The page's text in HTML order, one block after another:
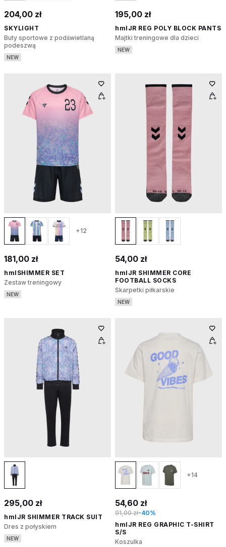
204,00 zł
SKYLIGHT
Buty sportowe z podświetlaną
podeszwą
NEW
195,00 zł
hmlJR REG POLY BLOCK PANTS
Majtki treningowe dla dzieci
NEW
+12
181,00 zł
hmlSHIMMER SET
Zestaw treningowy
NEW
54,00 zł
hmlJR SHIMMER CORE
FOOTBALL SOCKS
Skarpetki piłkarskie
NEW
295,00 zł
hmlJR SHIMMER TRACK SUIT
Dres z połyskiem
NEW
+14
54,60 zł
91,00 zł-40%
hmlJR REG GRAPHIC T-SHIRT
S/S
Koszulka